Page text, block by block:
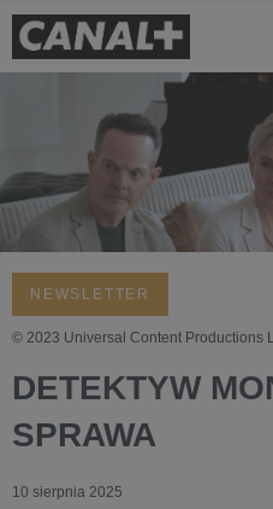
NEWSLETTER
© 2023 Universal Content Productions
DETEKTYW
SPRAWA
10 sierpnia 2025